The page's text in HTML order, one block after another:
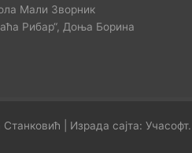
Мали Зворник
Рибар“, Доња Борина
| Израда сајта: Учасофт.